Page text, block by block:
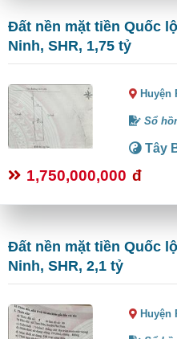
Đất nền mặt tiền Quốc
Ninh, SHR, 1,75 tỷ
Huyện
Sổ
Tây
1,750,000,000 đ
Đất nền mặt tiền Quốc
Ninh, SHR, 2,1 tỷ
Huyện